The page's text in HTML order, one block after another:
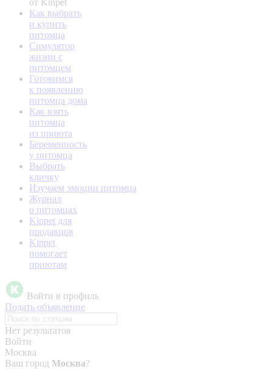
от Kinpet
Как выбрать
и купить
питомца
Симулятор
жизни с
питомцем
Готовимся
к появлению
питомца дома
Как взять
питомца
из приюта
Беременность
у питомца
Выбрать
кличку
Изучаем эмоции питомца
Журнал
о питомцах
Kinpet для
продавцов
Kinpet
помогает
приютам
Войти в профиль
Подать объявление
Нет результатов
Войти
Москва
Ваш город Москва?